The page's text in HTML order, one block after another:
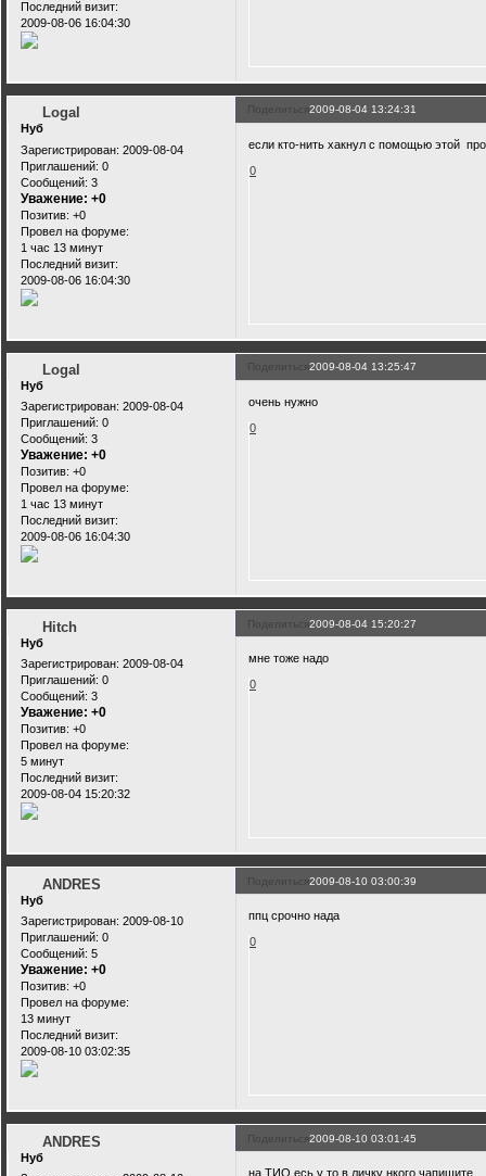
Последний визит:
2009-08-06 16:04:30
Поделиться2009-08-04 13:24:31
Logal
Нуб
Зарегистрирован: 2009-08-04
Приглашений: 0
Сообщений: 3
Уважение: +0
Позитив: +0
Провел на форуме:
1 час 13 минут
Последний визит:
2009-08-06 16:04:30
если кто-нить хакнул с помощью этой
0
Поделиться2009-08-04 13:25:47
Logal
Нуб
Зарегистрирован: 2009-08-04
Приглашений: 0
Сообщений: 3
Уважение: +0
Позитив: +0
Провел на форуме:
1 час 13 минут
Последний визит:
2009-08-06 16:04:30
очень нужно
0
Поделиться2009-08-04 15:20:27
Hitch
Нуб
Зарегистрирован: 2009-08-04
Приглашений: 0
Сообщений: 3
Уважение: +0
Позитив: +0
Провел на форуме:
5 минут
Последний визит:
2009-08-04 15:20:32
мне тоже надо
0
Поделиться2009-08-10 03:00:39
ANDRES
Нуб
Зарегистрирован: 2009-08-10
Приглашений: 0
Сообщений: 5
Уважение: +0
Позитив: +0
Провел на форуме:
13 минут
Последний визит:
2009-08-10 03:02:35
ппц срочно нада
0
Поделиться2009-08-10 03:01:45
ANDRES
Нуб
на ТИО есь у то в личку нкого чапишите